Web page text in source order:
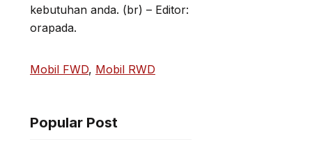
kebutuhan anda. (br) – Editor:
orapada.
Mobil FWD, Mobil RWD
Popular Post